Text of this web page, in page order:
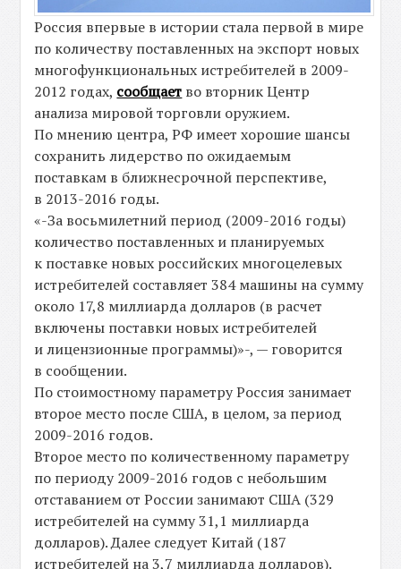
Россия впервые в истории стала первой в мире
по количеству поставленных на экспорт новых
многофункциональных истребителей в 2009-
2012 годах, сообщает во вторник Центр
анализа мировой торговли оружием.
По мнению центра, РФ имеет хорошие шансы
сохранить лидерство по ожидаемым
поставкам в ближнесрочной перспективе,
в 2013-2016 годы.
«-За восьмилетний период (2009-2016 годы)
количество поставленных и планируемых
к поставке новых российских многоцелевых
истребителей составляет 384 машины на сумму
около 17,8 миллиарда долларов (в расчет
включены поставки новых истребителей
и лицензионные программы)»-, — говорится
в сообщении.
По стоимостному параметру Россия занимает
второе место после США, в целом, за период
2009-2016 годов.
Второе место по количественному параметру
по периоду 2009-2016 годов с небольшим
отставанием от России занимают США (329
истребителей на сумму 31,1 миллиарда
долларов). Далее следует Китай (187
истребителей на 3,7 миллиарда долларов).